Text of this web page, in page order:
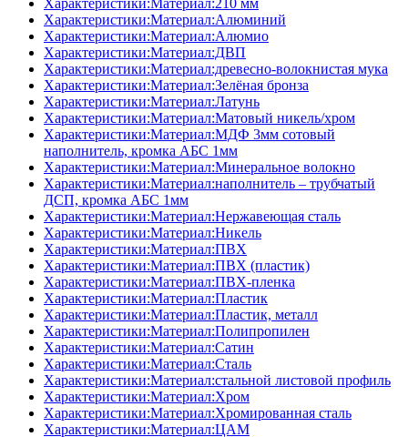
Характеристики:Материал:210 мм
Характеристики:Материал:Алюминий
Характеристики:Материал:Алюмио
Характеристики:Материал:ДВП
Характеристики:Материал:древесно-волокнистая мука
Характеристики:Материал:Зелёная бронза
Характеристики:Материал:Латунь
Характеристики:Материал:Матовый никель/хром
Характеристики:Материал:МДФ 3мм сотовый
наполнитель, кромка AБC 1мм
Характеристики:Материал:Минеральное волокно
Характеристики:Материал:наполнитель – трубчатый
ДСП, кромка AБC 1мм
Характеристики:Материал:Нержавеющая сталь
Характеристики:Материал:Никель
Характеристики:Материал:ПВХ
Характеристики:Материал:ПВХ (пластик)
Характеристики:Материал:ПВХ-пленка
Характеристики:Материал:Пластик
Характеристики:Материал:Пластик, металл
Характеристики:Материал:Полипропилен
Характеристики:Материал:Сатин
Характеристики:Материал:Сталь
Характеристики:Материал:стальной листовой профиль
Характеристики:Материал:Хром
Характеристики:Материал:Хромированная сталь
Характеристики:Материал:ЦАМ